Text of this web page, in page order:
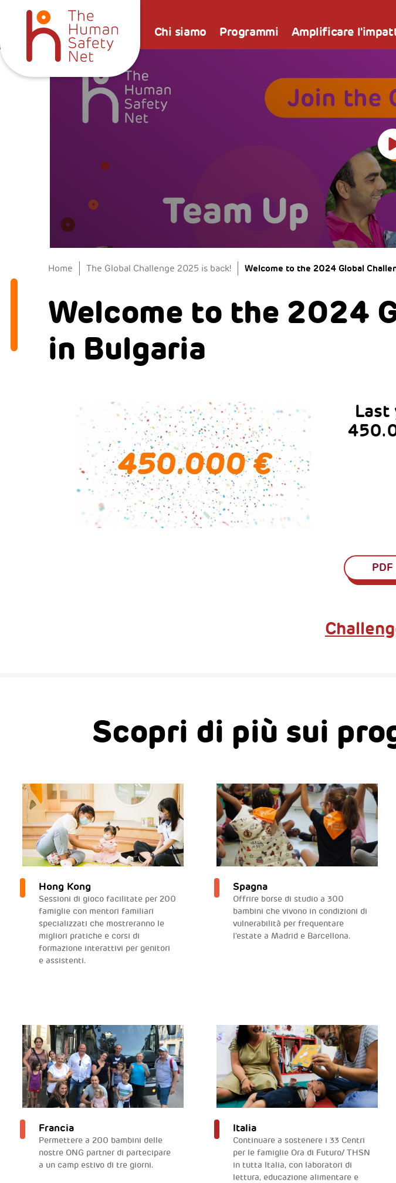
Chi siamo Programmi Amplificare
Home The Global Challenge 2025 is back! Welcome to the 2024 Global
Welcome to the 2024
in Bulgaria
Last
PDF
Scopri di più sui
Hong Kong
Sessioni di gioco facilitate per 200
famiglie con mentori familiari
specializzati che mostreranno le
migliori pratiche e corsi di
formazione interattivi per genitori
e assistenti.
Spagna
Offrire borse di studio a 300
bambini che vivono in condizioni di
vulnerabilità per frequentare
l'estate a Madrid e Barcellona.
Francia
Permettere a 200 bambini delle
nostre ONG partner di partecipare
a un camp estivo di tre giorni.
Italia
Continuare a sostenere i 33 Centri
per le famiglie Ora di Futuro/ THSN
in tutta Italia, con laboratori di
lettura, educazione alimentare e